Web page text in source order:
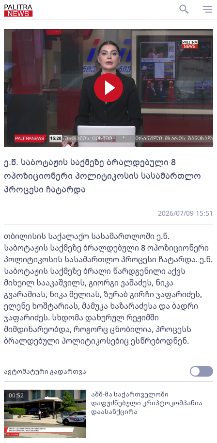
ე.წ. საბოტაჟის საქმეზე ბრალდებული 8
ოპოზიციონერი პოლიტიკოსის სასამართლო
პროცესი ჩატარდა
2026/07/09 15:51
თბილისის საქალაქო სასამართლოში ე.წ.
საბოტაჟის საქმეზე ბრალდებული 8 ოპოზიციონერი
პოლიტიკოსის სასამართლო პროცესი ჩატარდა. ე.წ.
საბოტაჟის საქმეზე ბრალი წარდგენილი აქვს
მიხეილ სააკაშვილს, გიორგი ვაშაძეს, ნიკა
გვარამიას, ნიკა მელიას, ზურაბ გირჩი ჯაფარიძეს,
ელენე ხოშტარიას, მამუკა ხაზარაძესა და ბადრი
ჯაფარიძეს. სხდომა დახურულ რეჟიმში
მიმდინარეობდა, როგორც ცნობილია, პროცესს
ბრალდებული პოლიტიკოსებიც ესწრებოდნენ.
ავტომატური გადართვა
აშშ-მა საქართველოში
დაფუძნებული კრიპტოკომპანია
დაასანქცირა
00:52